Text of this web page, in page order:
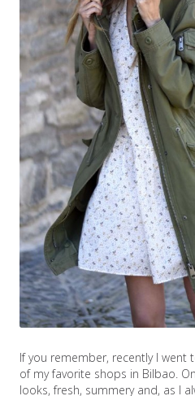
If you remember, recently I went
of my favorite shops in Bilbao.
looks, fresh, summery and, as I